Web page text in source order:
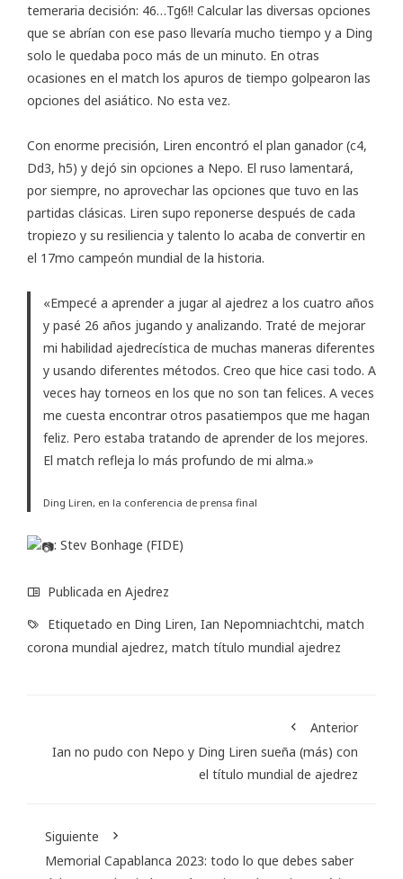
temeraria decisión: 46…Tg6!! Calcular las diversas opciones
que se abrían con ese paso llevaría mucho tiempo y a Ding
solo le quedaba poco más de un minuto. En otras
ocasiones en el match los apuros de tiempo golpearon las
opciones del asiático. No esta vez.
Con enorme precisión, Liren encontró el plan ganador (c4,
Dd3, h5) y dejó sin opciones a Nepo. El ruso lamentará,
por siempre, no aprovechar las opciones que tuvo en las
partidas clásicas. Liren supo reponerse después de cada
tropiezo y su resiliencia y talento lo acaba de convertir en
el 17mo campeón mundial de la historia.
«Empecé a aprender a jugar al ajedrez a los cuatro años
y pasé 26 años jugando y analizando. Traté de mejorar
mi habilidad ajedrecística de muchas maneras diferentes
y usando diferentes métodos. Creo que hice casi todo. A
veces hay torneos en los que no son tan felices. A veces
me cuesta encontrar otros pasatiempos que me hagan
feliz. Pero estaba tratando de aprender de los mejores.
El match refleja lo más profundo de mi alma.»
Ding Liren, en la conferencia de prensa final
: Stev Bonhage (FIDE)
Publicada en Ajedrez
Etiquetado en Ding Liren, Ian Nepomniachtchi, match
corona mundial ajedrez, match título mundial ajedrez
Anterior
Ian no pudo con Nepo y Ding Liren sueña (más) con
el título mundial de ajedrez
Siguiente
Memorial Capablanca 2023: todo lo que debes saber